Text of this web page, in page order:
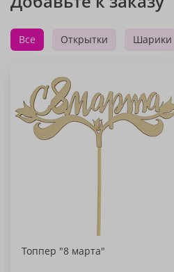
Все Открытки Шарики
Топпер "8 марта"